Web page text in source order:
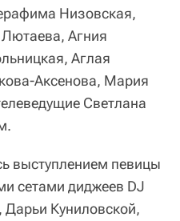
Низовская,
Агния
Аглая
Аксенова, Мария
Светлана
выступлением певицы
сетами диджеев DJ
Куниловской,